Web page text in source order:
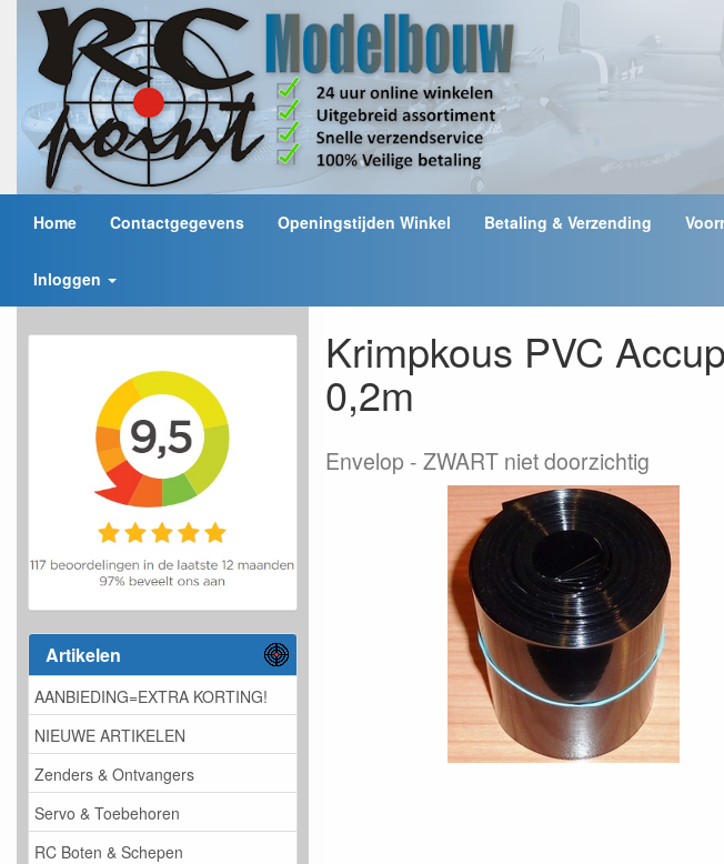
Home Contactgegevens Openingstijden Winkel Betaling & Verzending
Inloggen
Artikelen
AANBIEDING=EXTRA KORTING!
NIEUWE ARTIKELEN
Zenders & Ontvangers
Servo & Toebehoren
RC Boten & Schepen
Krimpkous PVC
0,2m
Envelop ZWART niet doorzichtig